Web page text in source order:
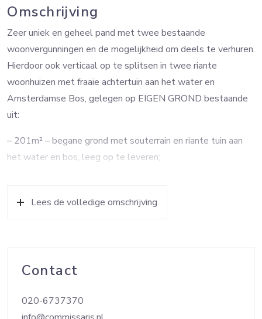
Omschrijving
Zeer uniek en geheel pand met twee bestaande
woonvergunningen en de mogelijkheid om deels te verhuren.
Hierdoor ook verticaal op te splitsen in twee riante
woonhuizen met fraaie achtertuin aan het water en
Amsterdamse Bos, gelegen op EIGEN GROND bestaande
uit:
– 201m² – begane grond met souterrain en riante tuin aan
het water en bos, leeg op te leveren;
op te leveren;
– 51m² – 2e verdieping bereikbaar via centraal trappenhuis
keuken, verhuurd tot 14-10-2022;
Lees de volledige omschrijving
Contact
020-6737370